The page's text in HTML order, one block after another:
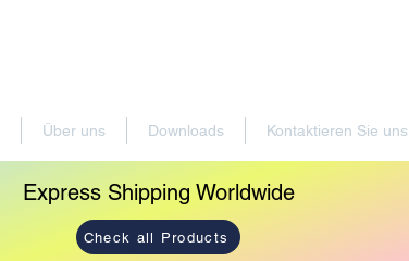
Über uns Downloads Kontaktieren Sie uns
Express Shipping Worldwide
Check all Products